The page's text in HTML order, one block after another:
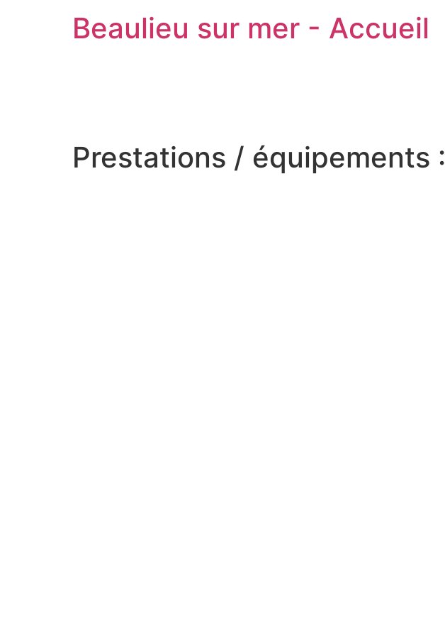
Beaulieu sur mer - Accueil
Prestations / équipements :